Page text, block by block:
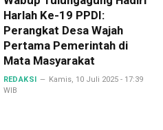
Harlah Ke-19 PPDI:
Perangkat Desa Wajah
Pertama Pemerintah di
Mata Masyarakat
REDAKSI
Kamis, 10 Juli 2025 - 17:39
WIB